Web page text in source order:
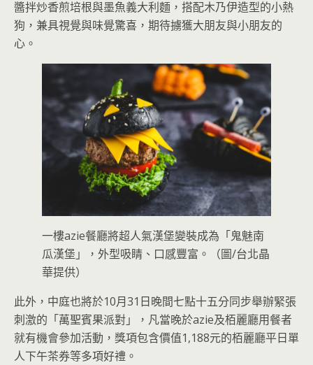
醬拌炒香煎培根與墨魚義大利麵，搭配木乃伊造型的小熱
狗，兼具視覺與味覺驚喜，期待擄獲大朋友與小朋友的
心。
一樓azie餐廳將超人氣漢堡變裝成為「鬼魅南
瓜漢堡」，外型吸睛、口感豐富。（圖/台北晶
華提供）
此外，中庭也將於10月31日晚間七點十五分同步舉辦緊張
刺激的「萬聖賓果派對」，凡當晚於azie及栢麗廳用餐者
就有機會參加活動，獎項包含價值1,188元的栢麗廳平日單
人下午茶券等多項好禮。